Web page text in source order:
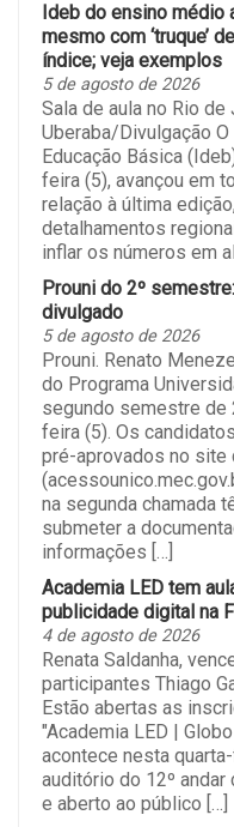
Ideb do ensino médio
mesmo com ‘truque’
índice; veja exemplos
5 de agosto de 2026
Sala de aula no Rio
Uberaba/Divulgação
Educação Básica
feira (5), avançou em
relação à última
detalhamentos
inflar os números em
Prouni do 2º
divulgado
5 de agosto de 2026
Prouni. Renato
do Programa
segundo semestre de
feira (5). Os
pré-aprovados no site
na segunda chamada
submeter a
informações […]
Academia LED tem
publicidade digital na
4 de agosto de 2026
Renata Saldanha,
participantes Thiago
Estão abertas as
"Academia LED |
acontece nesta
auditório do 12º andar
e aberto ao público […]